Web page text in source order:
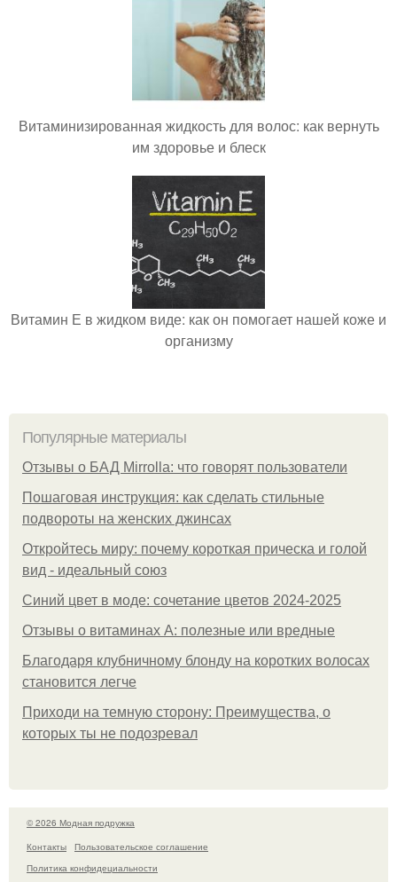
Витаминизированная жидкость для волос: как вернуть
им здоровье и блеск
Витамин Е в жидком виде: как он помогает нашей коже и
организму
Популярные материалы
Отзывы о БАД Mirrolla: что говорят пользователи
Пошаговая инструкция: как сделать стильные
подвороты на женских джинсах
Откройтесь миру: почему короткая прическа и голой
вид - идеальный союз
Синий цвет в моде: сочетание цветов 2024-2025
Отзывы о витаминах А: полезные или вредные
Благодаря клубничному блонду на коротких волосах
становится легче
Приходи на темную сторону: Преимущества, о
которых ты не подозревал
© 2026 Модная подружка
Контакты
Пользовательское соглашение
Политика конфидециальности